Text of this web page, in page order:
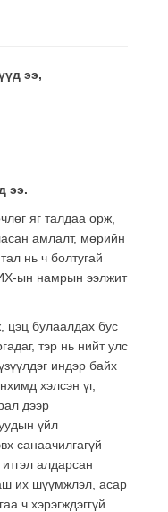
ээ,
ээ.
яг талдаа орж,
амлалт, мөрийн
нь ч болтугай
ын намрын ээлжит
булаалдах бус
тэр нь нийт улс
индэр байх
хэлсэн үг,
дээр
үйл
санаачилгагүй
алдарсан
их шүүмжлэл, асар
ч хэрэгждэггүй